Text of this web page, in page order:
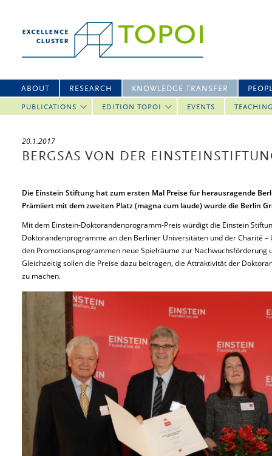
ABOUT RESEARCH KNOWLEDGE TRANSFER
PUBLICATIONS EDITION TOPOI EVENTS
20.1.2017
BERGSAS VON DER
Die Einstein Stiftung hat zum ersten Mal Preise für herausragende
Prämiiert mit dem zweiten Platz (magna cum laude) wurde die Berlin
Mit dem Einstein-Doktorandenprogramm-Preis würdigt die Einstein
Doktorandenprogramme an den Berliner Universitäten und der Charité
den Promotionsprogrammen neue Spielräume zur
Gleichzeitig sollen die Preise dazu beitragen, die Attraktivität der
zu machen.